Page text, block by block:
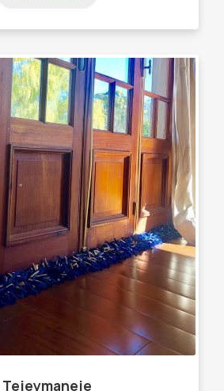
Tejeymaneje